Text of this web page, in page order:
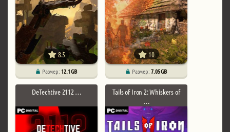
8.5
Размер: 12.1 GB
10
Размер:7.05 GB
DeTechtive 2112 …
Tails of Iron 2: Whiskers of
…